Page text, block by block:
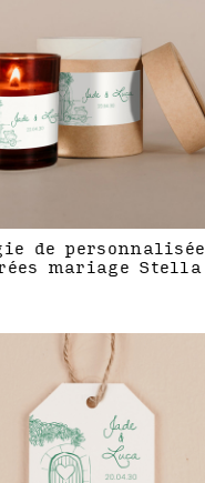
de personnalisée
mariage Stella